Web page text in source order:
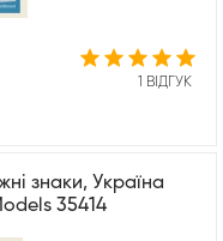
1 ВІДГУК
знаки, Україна
35414